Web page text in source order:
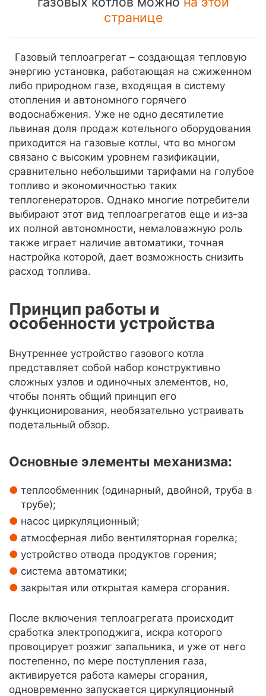
странице
Газовый теплоагрегат – создающая тепловую
энергию установка, работающая на сжиженном
либо природном газе, входящая в систему
отопления и автономного горячего
водоснабжения. Уже не одно десятилетие
львиная доля продаж котельного оборудования
приходится на газовые котлы, что во многом
связано с высоким уровнем газификации,
сравнительно небольшими тарифами на голубое
топливо и экономичностью таких
теплогенераторов. Однако многие потребители
выбирают этот вид теплоагрегатов еще и из-за
их полной автономности, немаловажную роль
также играет наличие автоматики, точная
настройка которой, дает возможность снизить
расход топлива.
Принцип работы и
особенности устройства
Внутреннее устройство газового котла
представляет собой набор конструктивно
сложных узлов и одиночных элементов, но,
чтобы понять общий принцип его
функционирования, необязательно устраивать
подетальный обзор.
Основные элементы механизма:
теплообменник (одинарный, двойной, труба в
трубе);
насос циркуляционный;
атмосферная либо вентиляторная горелка;
устройство отвода продуктов горения;
система автоматики;
закрытая или открытая камера сгорания.
После включения теплоагрегата происходит
сработка электроподжига, искра которого
провоцирует розжиг запальника, и уже от него
постепенно, по мере поступления газа,
активируется работа камеры сгорания,
одновременно запускается циркуляционный